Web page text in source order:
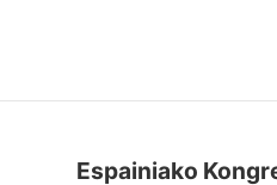
Espainiako